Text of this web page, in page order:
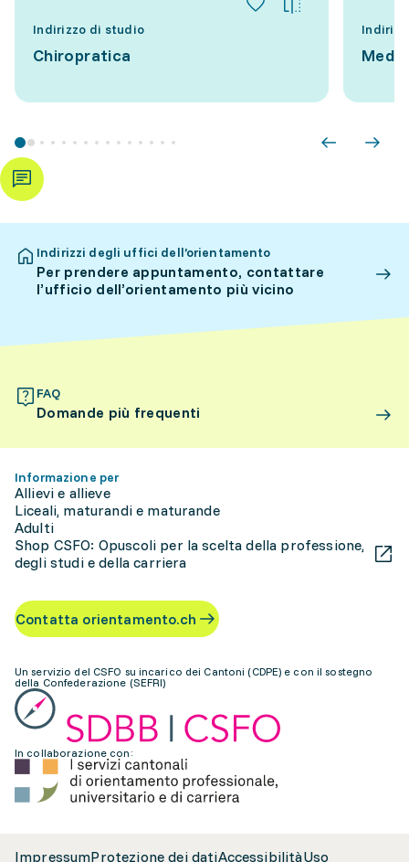
Indirizzo di studio
Chiropratica
Indirizzi degli uffici dell’orientamento
Per prendere appuntamento, contattare
l’ufficio dell’orientamento più vicino
FAQ
Domande più frequenti
Informazione per
Allievi e allieve
Liceali, maturandi e maturande
Adulti
Shop CSFO: Opuscoli per la scelta della professione,
degli studi e della carriera
Contatta orientamento.ch
Un servizio del CSFO su incarico dei Cantoni (CDPE) e con il sostegno
della Confederazione (SEFRI)
In collaborazione con:
ImpressumProtezione dei datiAccessibilitàUso